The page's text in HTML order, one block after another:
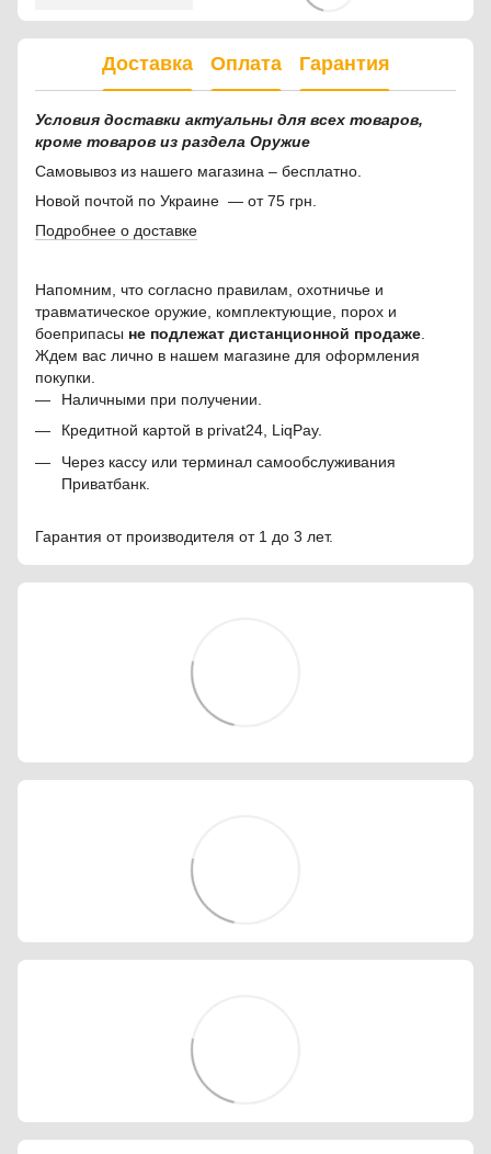
Доставка Оплата Гарантия
Условия доставки актуальны для всех товаров,
кроме товаров из раздела Оружие
Самовывоз из нашего магазина – бесплатно.
Новой почтой по Украине — от 75 грн.
Подробнее о доставке
Напомним, что согласно правилам, охотничье и
травматическое оружие, комплектующие, порох и
боеприпасы не подлежат дистанционной продаже
Ждем вас лично в нашем магазине для оформления
покупки.
Наличными при получении.
Кредитной картой в privat24, LiqPay.
Через кассу или терминал самообслуживания
Приватбанк.
Гарантия от производителя от 1 до 3 лет.